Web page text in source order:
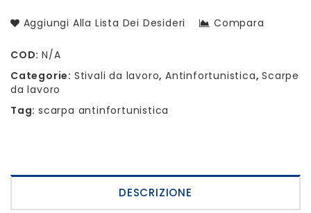
Aggiungi Alla Lista Dei Desideri Compara
COD: N/A
Categorie: Stivali da lavoro,Antinfortunistica,Scarpe
da lavoro
Tag: scarpa antinfortunistica
DESCRIZIONE